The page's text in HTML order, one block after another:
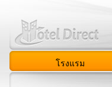
โรงแรม